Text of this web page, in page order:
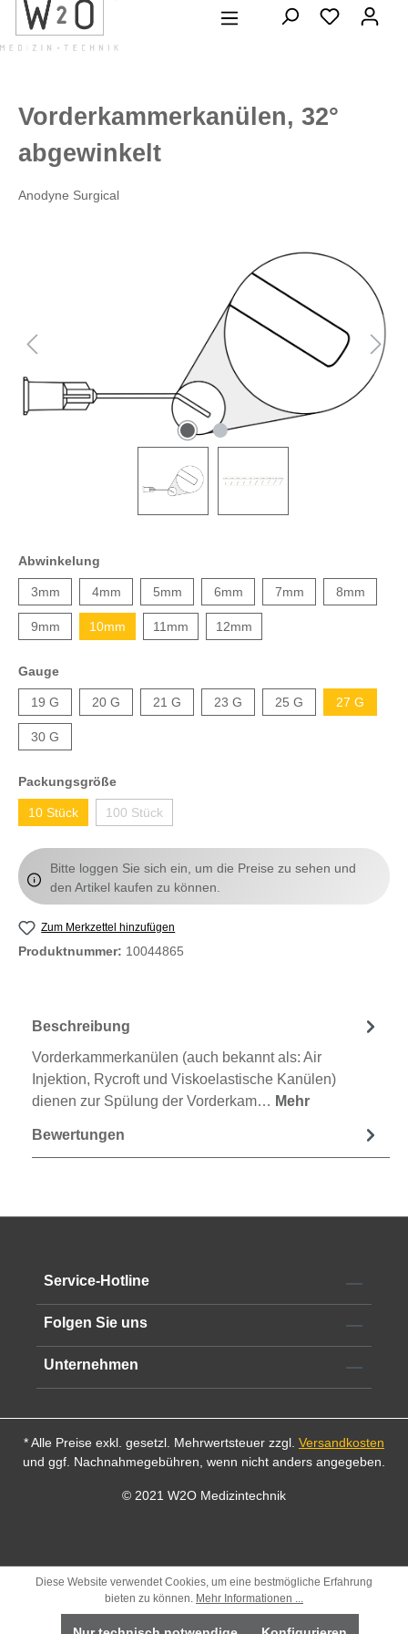
springen
Vorderkammerkanülen, 32°
abgewinkelt
Anodyne Surgical
Abwinkelung
3mm 4mm 5mm 6mm 7mm 8mm
9mm 10mm 11mm 12mm
Gauge
19 G 20 G 21 G 23 G 25 G 27 G
30 G
Packungsgröße
10 Stück 100 Stück
Bitte loggen Sie sich ein, um die Preise zu sehen und
den Artikel kaufen zu können.
Zum Merkzettel hinzufügen
Produktnummer: 10044865
Beschreibung
Vorderkammerkanülen (auch bekannt als: Air
Injektion, Rycroft und Viskoelastische Kanülen)
dienen zur Spülung der Vorderkam… Mehr
Bewertungen
Service-Hotline
Folgen Sie uns
Unternehmen
* Alle Preise exkl. gesetzl. Mehrwertsteuer zzgl. Versandkosten
und ggf. Nachnahmegebühren, wenn nicht anders angegeben.
© 2021 W2O Medizintechnik
Diese Website verwendet Cookies, um eine bestmögliche Erfahrung
bieten zu können. Mehr Informationen ...